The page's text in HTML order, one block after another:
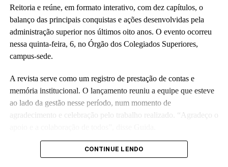
Reitoria e reúne, em formato interativo, com dez capítulos, o
balanço das principais conquistas e ações desenvolvidas pela
administração superior nos últimos oito anos. O evento ocorreu
nessa quinta-feira, 6, no Órgão dos Colegiados Superiores,
campus-sede.
A revista serve como um registro de prestação de contas e
memória institucional. O lançamento reuniu a equipe que esteve
ao lado da gestão nesse período, num momento de
agradecimento e celebração pelo trabalho realizado. “Agradeço o
(Camila Barbosa, estagiária Ascom/Ufac)
CONTINUE LENDO